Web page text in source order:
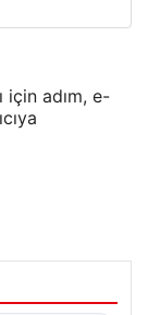
için adım, e-